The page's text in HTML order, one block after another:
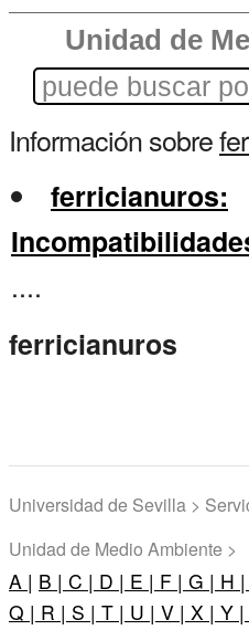
Unidad de
Información sobre
ferricianuros:
....
ferricianuros
Universidad de Sevilla >
Unidad de Medio Ambiente >
A | B | C | D | E | F | G | H |
Q | R | S | T | U | V | X | Y |